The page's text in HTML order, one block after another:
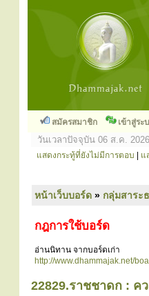
สมัครสมาชิก เข้าสู่ระ
วันเวลาปัจจุบัน 06 ส.ค.
แสดงกระทู้ที่ยังไม่มีการตอบ แ
หน้าเว็บบอร์ด » กลุ่มสาระ
กฎการใช้บอร์ด
อ่านนิทาน จากบอร์ดเก่า
http://www.dhammajak.net/
22829.ราชชาดก : ค